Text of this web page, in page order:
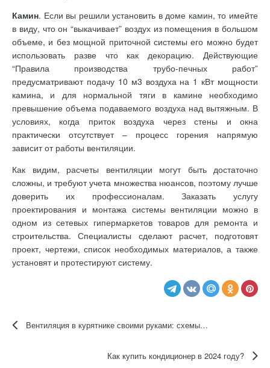
Камин. Если вы решили установить в доме камин, то имейте
в виду, что он “выкачивает” воздух из помещения в большом
объеме, и без мощной приточной системы его можно будет
использовать разве что как декорацию. Действующие
“Правила производства трубо-печных работ”
предусматривают подачу 10 м3 воздуха на 1 кВт мощности
камина, и для нормальной тяги в камине необходимо
превышение объема подаваемого воздуха над вытяжным. В
условиях, когда приток воздуха через стены и окна
практически отсутствует – процесс горения напрямую
зависит от работы вентиляции.
Как видим, расчеты вентиляции могут быть достаточно
сложны, и требуют учета множества нюансов, поэтому лучше
доверить их профессионалам. Заказать услугу
проектирования и монтажа системы вентиляции можно в
одном из сетевых гипермаркетов товаров для ремонта и
строительства. Специалисты сделают расчет, подготовят
проект, чертежи, список необходимых материалов, а также
установят и протестируют систему.
Вентиляция в курятнике своими руками: схемы, устройство
Как купить кондиционер в 2024 году?